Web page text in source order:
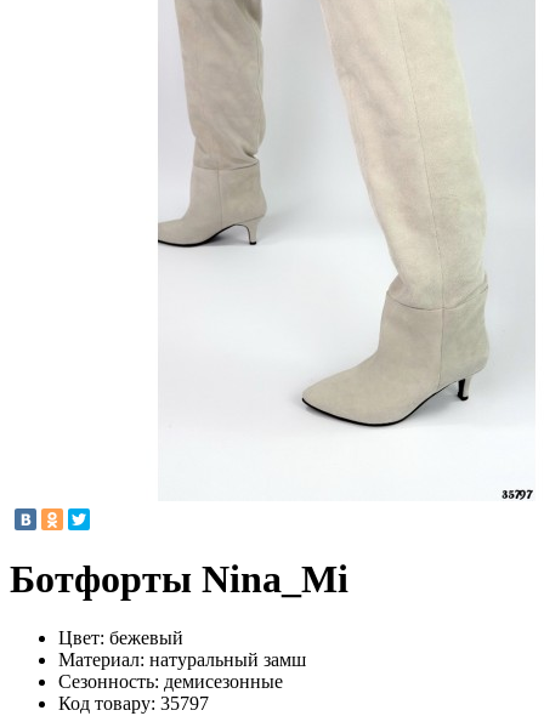
Ботфорты Nina_Mi
Цвет: бежевый
Материал: натуральный замш
Сезонность: демисезонные
Код товару: 35797